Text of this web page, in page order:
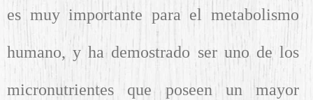
es muy importante para el metabolismo
humano, y ha demostrado ser uno de los
micronutrientes que poseen un mayor